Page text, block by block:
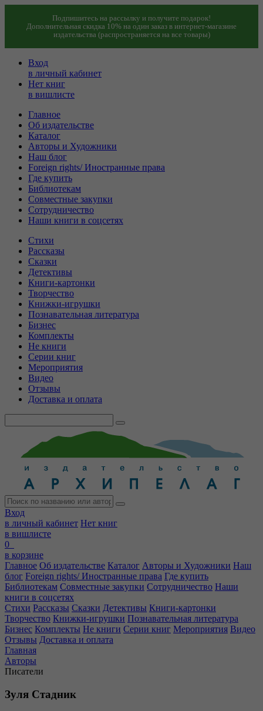
Подпишитесь на рассылку и получите подарок!
Дополнительная скидка 10% на один заказ в интернет-магазине
издательства (распространяется на все товары)
Вход
в личный кабинет
Нет книг
в вишлисте
Главное
Об издательстве
Каталог
Авторы и Художники
Наш блог
Foreign rights/ Иностранные права
Где купить
Библиотекам
Совместные закупки
Сотрудничество
Наши книги в соцсетях
Стихи
Рассказы
Сказки
Детективы
Книги-картонки
Творчество
Книжки-игрушки
Познавательная литература
Бизнес
Комплекты
Не книги
Серии книг
Мероприятия
Видео
Отзывы
Доставка и оплата
Вход
в личный кабинет Нет книг
в вишлисте
0
в корзине
Главное Об издательстве Каталог Авторы и Художники Наш
блог Foreign rights/ Иностранные права Где купить
Библиотекам Совместные закупки Сотрудничество Наши
книги в соцсетях
Стихи Рассказы Сказки Детективы Книги-картонки
Творчество Книжки-игрушки Познавательная литература
Бизнес Комплекты Не книги Серии книг Мероприятия Видео
Отзывы Доставка и оплата
Главная
Авторы
Писатели
Зуля Стадник